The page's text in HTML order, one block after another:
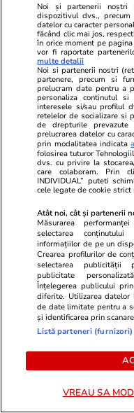
ULTIMELE ȘTIRI
Știri România
Rusia „testează
României, de
consecutive”,
Vacanțe și Cultură
Țara europeană
despre vrăjitoare,
sirene: „Teoriile
Știri Externe
Sute de turiști au
cauza unui
Italia
Noi și partenerii noștri
dispozitivul dvs., precum
datelor cu caracter
făcând clic mai jos,
în orice moment pe
vor fi raportate
multe detalii
Noi si partenerii nostri
partenere, precum si
prelucram date pentru a
personaliza continutul
interesele si/sau profilul
retelelor de socializare si
de drepturile
prelucrarea datelor cu
prin modalitatea indicata
folosirea tuturor
dvs. cu privire la
care colaboram. Prin
INDIVIDUAL” puteti
cele legate de cookie
Atât noi, cât și partenerii
Măsurarea
selectarea conținutului
informațiilor de pe un
Crearea profilurilor de
selectarea publicității
publicitate
Înțelegerea publicului
diferite. Utilizarea datelor
de date limitate pentru a
și identificarea prin
Listă parteneri (furnizori)
VREAU SA